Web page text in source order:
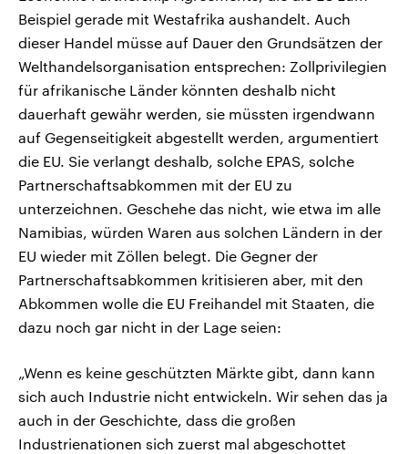
Beispiel gerade mit Westafrika aushandelt. Auch
dieser Handel müsse auf Dauer den Grundsätzen der
Welthandelsorganisation entsprechen: Zollprivilegien
für afrikanische Länder könnten deshalb nicht
dauerhaft gewähr werden, sie müssten irgendwann
auf Gegenseitigkeit abgestellt werden, argumentiert
die EU. Sie verlangt deshalb, solche EPAS, solche
Partnerschaftsabkommen mit der EU zu
unterzeichnen. Geschehe das nicht, wie etwa im alle
Namibias, würden Waren aus solchen Ländern in der
EU wieder mit Zöllen belegt. Die Gegner der
Partnerschaftsabkommen kritisieren aber, mit den
Abkommen wolle die EU Freihandel mit Staaten, die
dazu noch gar nicht in der Lage seien:
„Wenn es keine geschützten Märkte gibt, dann kann
sich auch Industrie nicht entwickeln. Wir sehen das ja
auch in der Geschichte, dass die großen
Industrienationen sich zuerst mal abgeschottet